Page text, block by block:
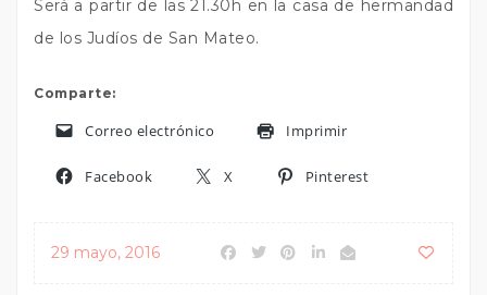
Será a partir de las 21.30h en la casa de hermandad
de los Judíos de San Mateo.
Comparte:
Correo electrónico Imprimir
Facebook X Pinterest
29 mayo, 2016